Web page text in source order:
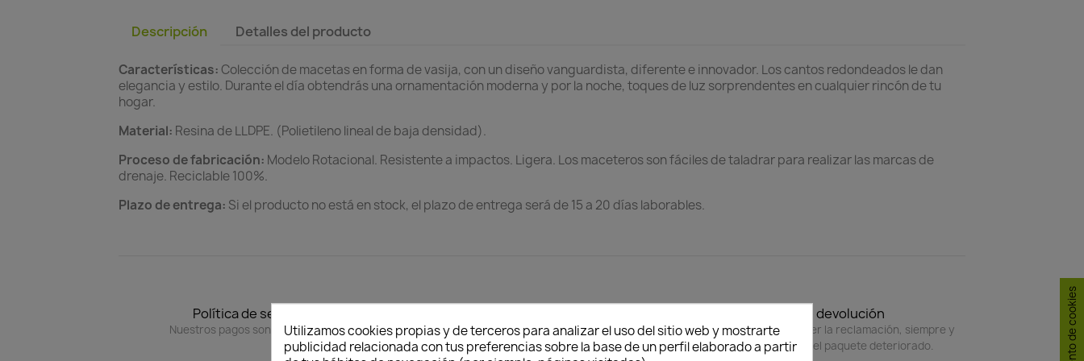
Descripción Detalles del producto
Características: Colección de macetas en forma de vasija, con un diseño vanguardista, diferente e innovador. Los cantos redondeados le dan
elegancia y estilo. Durante el día obtendrás una ornamentación moderna y por la noche, toques de luz sorprendentes en cualquier rincón de tu
hogar.
Material: Resina de LLDPE. (Polietileno lineal de baja densidad).
Proceso de fabricación: Modelo Rotacional. Resistente a impactos. Ligera. Los maceteros son fáciles de taladrar para realizar las marcas de
drenaje. Reciclable 100%.
Plazo de entrega: Si el producto no está en stock, el plazo de entrega será de 15 a 20 días laborables.
Política de seguridad
Nuestros pagos son 100% seguros. Envío peninsular, Islas Baleares y Portugal.
Política de devolución
Tienes 24 horas para hacer la reclamación, siempre y
cuando adjunte foto del paquete deteriorado.
Utilizamos cookies propias y de terceros para analizar el uso del sitio web y mostrarte
publicidad relacionada con tus preferencias sobre la base de un perfil elaborado a partir